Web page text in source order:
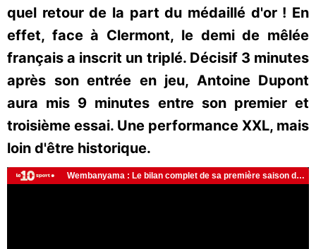
quel retour de la part du médaillé d'or ! En
effet, face à Clermont, le demi de mêlée
français a inscrit un triplé. Décisif 3 minutes
après son entrée en jeu, Antoine Dupont
aura mis 9 minutes entre son premier et
troisième essai. Une performance XXL, mais
loin d'être historique.